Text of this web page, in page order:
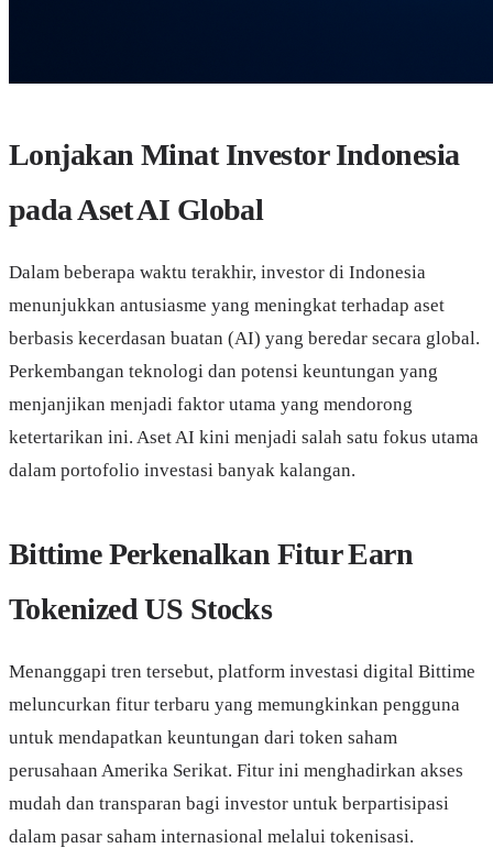
Lonjakan Minat Investor Indonesia
pada Aset AI Global
Dalam beberapa waktu terakhir, investor di Indonesia
menunjukkan antusiasme yang meningkat terhadap aset
berbasis kecerdasan buatan (AI) yang beredar secara global.
Perkembangan teknologi dan potensi keuntungan yang
menjanjikan menjadi faktor utama yang mendorong
ketertarikan ini. Aset AI kini menjadi salah satu fokus utama
dalam portofolio investasi banyak kalangan.
Bittime Perkenalkan Fitur Earn
Tokenized US Stocks
Menanggapi tren tersebut, platform investasi digital Bittime
meluncurkan fitur terbaru yang memungkinkan pengguna
untuk mendapatkan keuntungan dari token saham
perusahaan Amerika Serikat. Fitur ini menghadirkan akses
mudah dan transparan bagi investor untuk berpartisipasi
dalam pasar saham internasional melalui tokenisasi.